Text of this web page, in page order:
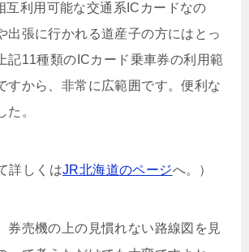
互利用可能な交通系ICカードなの
出張に行かれる道産子の方にはとっ
記11種類のICカード乗車券の利用範
すから、非常に広範囲です。便利な
た。
詳しくはJR北海道のページへ。）
券売機の上の見慣れない路線図を見